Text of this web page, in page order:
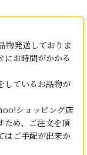
物発送しておりま
にお時間がかかる
しているお品物が
ショッピング店
ため、ご注文を頂
はご手配が出来か